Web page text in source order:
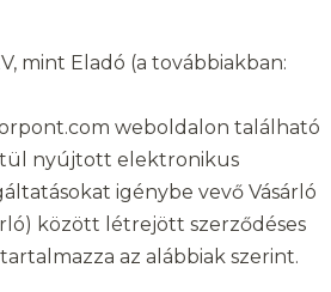
mint Eladó (a továbbiakban:
weboldalon található
nyújtott elektronikus
igénybe vevő Vásárló
között létrejött szerződéses
az alábbiak szerint.